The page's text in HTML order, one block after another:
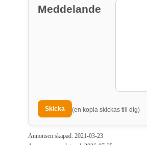
Meddelande
(en kopia skickas till dig)
Annonsen skapad: 2021-03-23